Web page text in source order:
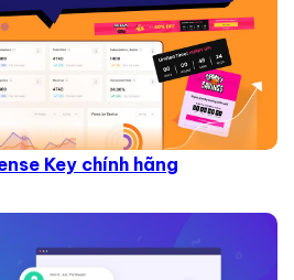
Key chính hãng